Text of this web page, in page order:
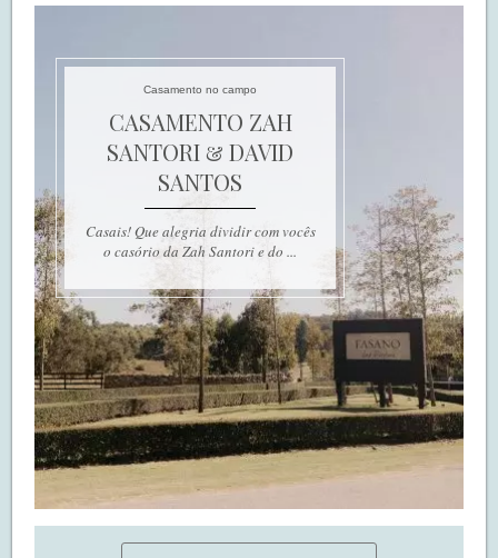
Casamento no campo
CASAMENTO ZAH
SANTORI & DAVID
SANTOS
Casais! Que alegria dividir com vocês
o casório da Zah Santori e do ...